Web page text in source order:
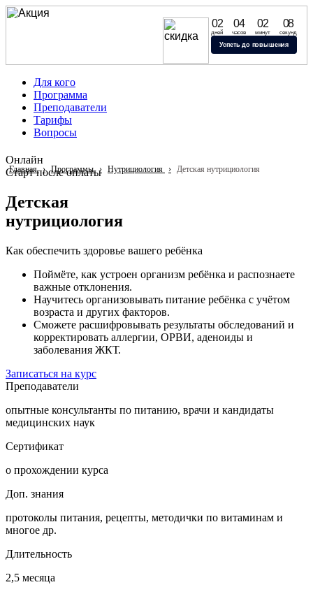
Успейте начать обучение
02
дней
04
часов
02
минут
07
секунд
Успеть до повышения
Для кого
Программа
Преподаватели
Тарифы
Вопросы
Главная Программы Нутрициология Детская нутрициология
Онлайн
Старт после оплаты
Детская
нутрициология
Как обеспечить здоровье вашего ребёнка
Поймёте, как устроен организм ребёнка и распознаете
важные отклонения.
Научитесь организовывать питание ребёнка с учётом
возраста и других факторов.
Сможете расшифровывать результаты обследований и
корректировать аллергии, ОРВИ, аденоиды и
заболевания ЖКТ.
Записаться на курс
Преподаватели
опытные консультанты по питанию, врачи и кандидаты
медицинских наук
Сертификат
о прохождении курса
Доп. знания
протоколы питания, рецепты, методички по витаминам и
многое др.
Длительность
2,5 месяца